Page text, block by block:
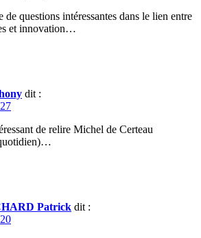
de questions intéressantes dans le lien entre
et innovation…
dit :
de relire Michel de Certeau
Patrick dit :